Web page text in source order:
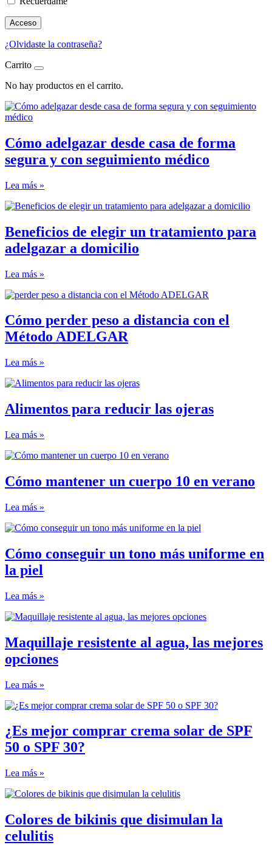
Acceso
¿Olvidaste la contraseña?
Carrito
No hay productos en el carrito.
Cómo adelgazar desde casa de forma
segura y con seguimiento médico
Lea más »
Beneficios de elegir un tratamiento para
adelgazar a domicilio
Lea más »
Cómo perder peso a distancia con el
Método ADELGAR
Lea más »
Alimentos para reducir las ojeras
Lea más »
Cómo mantener un cuerpo 10 en verano
Lea más »
Cómo conseguir un tono más uniforme en
la piel
Lea más »
Maquillaje resistente al agua, las mejores
opciones
Lea más »
¿Es mejor comprar crema solar de SPF
50 o SPF 30?
Lea más »
Colores de bikinis que disimulan la
celulitis